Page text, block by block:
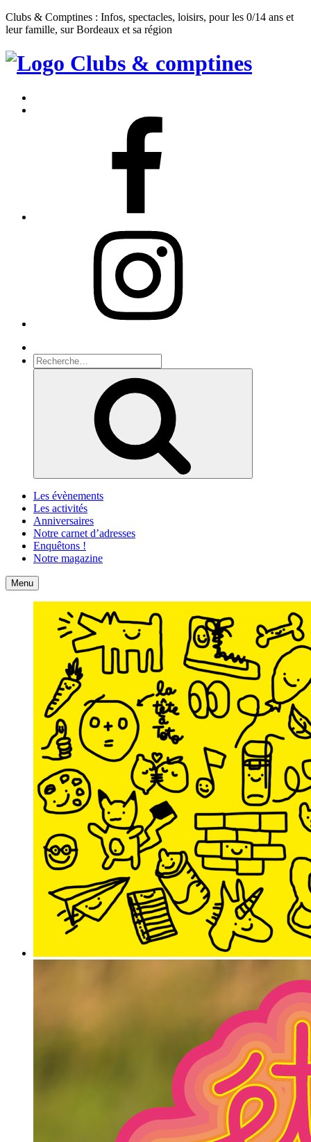
Clubs & Comptines : Infos, spectacles, loisirs, pour les 0/14 ans et
leur famille, sur Bordeaux et sa région
Clubs
Comptines
Recherche
pour
Les évènements
Les activités
Anniversaires
Notre carnet d’adresses
Enquêtons !
Notre magazine
Accueil
Menu Contact